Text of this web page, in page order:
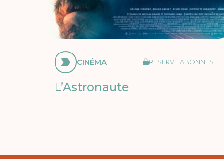
CINÉMA RÉSERVÉ ABONNÉS
L’Astronaute